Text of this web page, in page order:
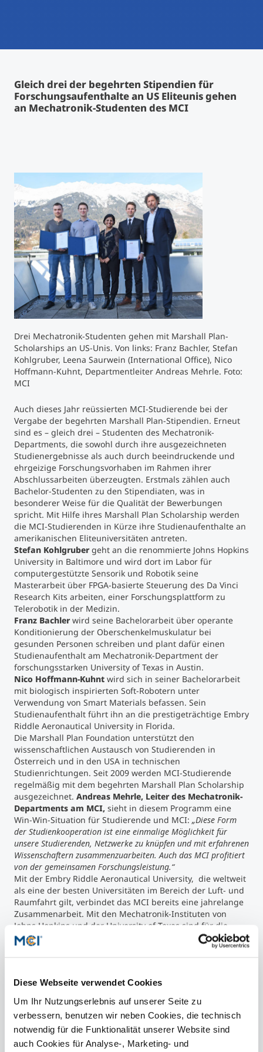
Diese Webseite verwendet Cookies
Um Ihr Nutzungserlebnis auf unserer Seite zu
verbessern, benutzen wir neben Cookies, die technisch
notwendig für die Funktionalität unserer Website sind
auch Cookies für Analyse-, Marketing- und
Study Finder Bachelor/Master
Masterclasses
Technische Weiterbildung
Maßgeschneiderte Programme
Studienberatung
Executive Education Finder
Gleich drei der begehrten Stipendien für
Forschungsaufenthalte an US Eliteunis gehen
an Mechatronik-Studenten des MCI
Drei Mechatronik-Studenten gehen mit Marshall Plan-
Scholarships an US-Unis. Von links: Franz Bachler, Stefan
Kohlgruber, Leena Saurwein (International Office), Nico
Hoffmann-Kuhnt, Departmentleiter Andreas Mehrle. Foto:
MCI
Auch dieses Jahr reüssierten MCI-Studierende bei der
Vergabe der begehrten Marshall Plan-Stipendien. Erneut
sind es – gleich drei – Studenten des Mechatronik-
Departments, die sowohl durch ihre ausgezeichneten
Studienergebnisse als auch durch beeindruckende und
ehrgeizige Forschungsvorhaben im Rahmen ihrer
Abschlussarbeiten überzeugten. Erstmals zählen auch
Bachelor-Studenten zu den Stipendiaten, was in
besonderer Weise für die Qualität der Bewerbungen
spricht. Mit Hilfe ihres Marshall Plan Scholarship werden
die MCI-Studierenden in Kürze ihre Studienaufenthalte an
amerikanischen Eliteuniversitäten antreten.
Stefan Kohlgrubergeht an die renommierte Johns Hopkins
University in Baltimore und wird dort im Labor für
computergestützte Sensorik und Robotik seine
Masterarbeit über FPGA-basierte Steuerung des Da Vinci
Research Kits arbeiten, einer Forschungsplattform zu
Telerobotik in der Medizin.
Franz Bachlerwird seine Bachelorarbeit über operante
Konditionierung der Oberschenkelmuskulatur bei
gesunden Personen schreiben und plant dafür einen
Studienaufenthalt am Mechatronik-Department der
forschungsstarken University of Texas in Austin.
Nico Hoffmann-Kuhnt wird sich in seiner Bachelorarbeit
mit biologisch inspirierten Soft-Robotern unter
Verwendung von Smart Materials befassen. Sein
Studienaufenthalt führt ihn an die prestigeträchtige Embry
Riddle Aeronautical University in Florida.
Die Marshall Plan Foundation unterstützt den
wissenschaftlichen Austausch von Studierenden in
Österreich und in den USA in technischen
Studienrichtungen. Seit 2009 werden MCI-Studierende
regelmäßig mit dem begehrten Marshall Plan Scholarship
ausgezeichnet. Andreas Mehrle, Leiter des Mechatronik-
Departments am MCI, sieht in diesem Programm eine
Win-Win-Situation für Studierende und MCI: „Diese Form
der Studienkooperation ist eine einmalige Möglichkeit für
unsere Studierenden, Netzwerke zu knüpfen und mit erfahrenen
Wissenschaftern zusammenzuarbeiten. Auch das MCI profitiert
von der gemeinsamen Forschungsleistung.“
Mit der Embry Riddle Aeronautical University, die weltweit
als eine der besten Universitäten im Bereich der Luft- und
Raumfahrt gilt, verbindet das MCI bereits eine jahrelange
Zusammenarbeit. Mit den Mechatronik-Instituten von
Johns Hopkins und der University of Texas sind für die
Zukunft gemeinsame Projekte geplant.
presse@mci.edu